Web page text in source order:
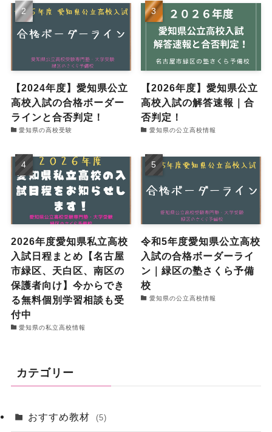
【2024年度】愛知県公立
高校入試の合格ボーダー
ラインと合否判定！
愛知県の高校受験
【2026年度】愛知県公立
高校入試の解答速報｜合
否判定！
愛知県の公立高校情報
2026年度愛知県私立高校
入試日程まとめ【名古屋
市緑区、天白区、南区の
保護者向け】今からでき
る無料個別学習相談も受
付中
愛知県の私立高校情報
令和5年度愛知県公立高校
入試の合格ボーダーライ
ン｜緑区の塾さくら予備
校
愛知県の公立高校情報
カテゴリー
おすすめ教材 (5)